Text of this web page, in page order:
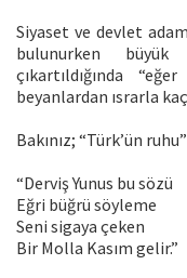
Siyaset ve devlet
bulunurken
çıkartıldığında
beyanlardan ısrarla
Bakınız; “Türk’ün
“Derviş Yunus bu sözü
Eğri büğrü söyleme
Seni sigaya çeken
Bir Molla Kasım gelir.”